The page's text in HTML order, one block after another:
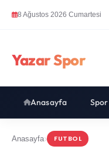
8 Ağustos 2026 Cumartesi
Yazar Spor
Anasayfa Spor
Anasayfa FUTBOL